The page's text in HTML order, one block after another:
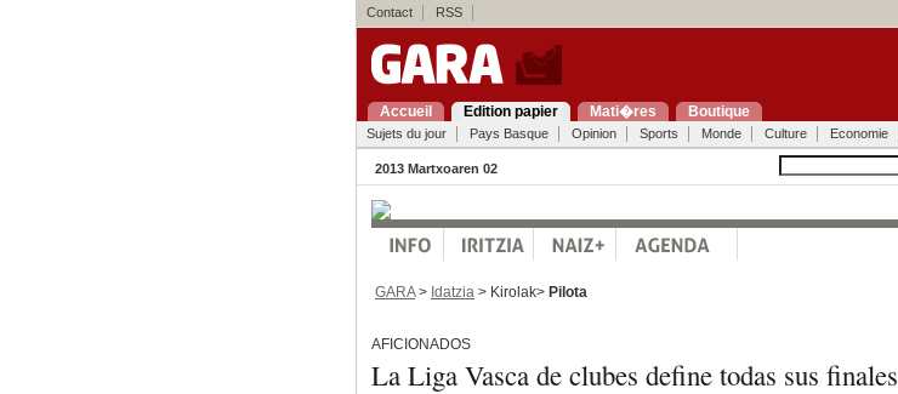
Contact RSS
Accueil Edition papier Mati�res Boutique
Sujets du jour Pays Basque Opinion Sports Monde Culture Economie
2013 Martxoaren 02
GARA> Idatzia > Kirolak> Pilota
AFICIONADOS
La Liga Vasca de clubes define todas sus finales